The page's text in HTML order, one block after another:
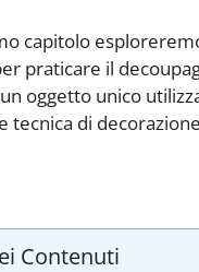
capitolo
praticare il
oggetto unico
tecnica di
Contenuti